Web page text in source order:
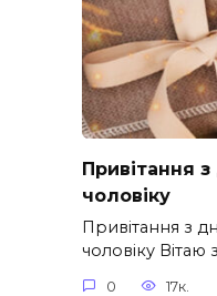
Привітання
чоловіку
Привітання з
чоловіку Вітаю
0 17к.